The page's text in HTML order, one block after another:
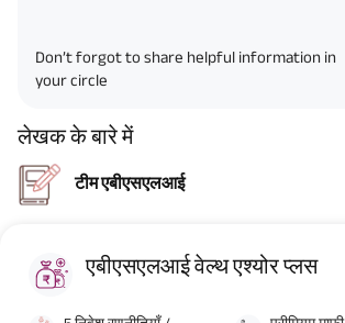
Don’t forgot to share helpful information in
your circle
लेखक के बारे में
टीम एबीएसएलआई
एबीएसएलआई वेल्थ एश्योर प्लस